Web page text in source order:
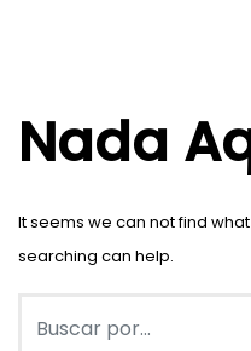
Nada
It seems we can not find
searching can help.